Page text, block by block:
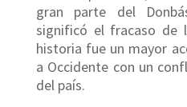
gran parte del
significó el fracaso de
historia fue un mayor
a Occidente con un
del país.